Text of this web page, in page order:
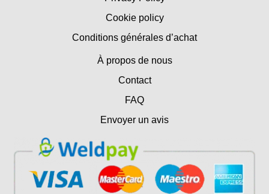
Cookie policy
Conditions générales d’achat
À propos de nous
Contact
FAQ
Envoyer un avis